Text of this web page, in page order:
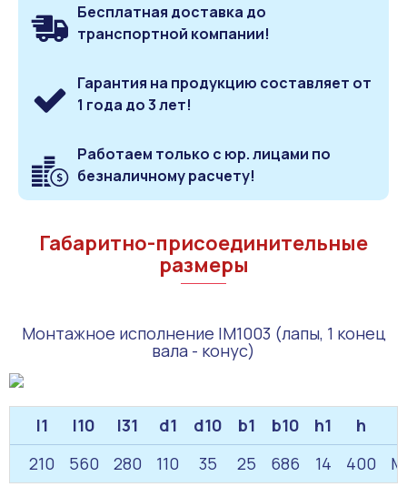
Бесплатная доставка до
транспортной компании!
Гарантия на продукцию составляет от
1 года до 3 лет!
Работаем только с юр. лицами по
безналичному расчету!
Габаритно-присоединительные
размеры
Монтажное исполнение IM1003 (лапы, 1 конец
вала - конус)
l1 l10 l31 d1 d10 b1 b10 h1 h
210
560 280 110 35 25 686 14 400